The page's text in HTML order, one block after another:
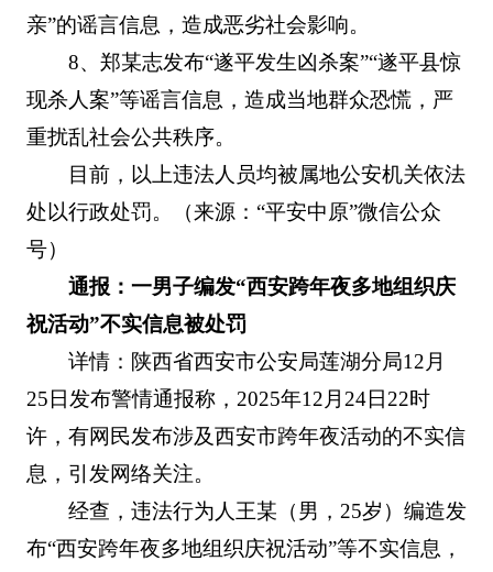
亲”的谣言信息，造成恶劣社会影响。
8、郑某志发布“遂平发生凶杀案”“遂平县惊
现杀人案”等谣言信息，造成当地群众恐慌，严
重扰乱社会公共秩序。
目前，以上违法人员均被属地公安机关依法
处以行政处罚。（来源：“平安中原”微信公众
号）
通报：一男子编发“西安跨年夜多地组织庆
祝活动”不实信息被处罚
详情：陕西省西安市公安局莲湖分局12月
25日发布警情通报称，2025年12月24日22时
许，有网民发布涉及西安市跨年夜活动的不实信
息，引发网络关注。
经查，违法行为人王某（男，25岁）编造发
布“西安跨年夜多地组织庆祝活动”等不实信息，